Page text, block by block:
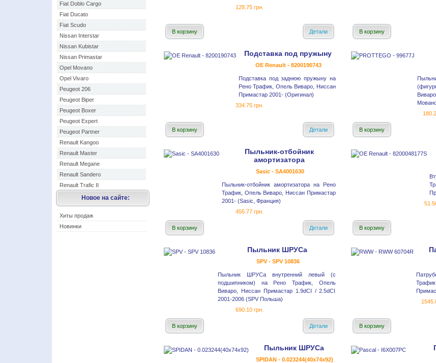
Fiat Doblo Cargo
Fiat Ducato
Fiat Scudo
Nissan Interstar
Nissan Kubistar
Nissan Primastar
Opel Movano
Opel Vivaro
Peugeot 206
Peugeot Biper
Peugeot Boxer
Peugeot Expert
Peugeot Partner
Renault Kangoo
Renault Master
Renault Megane
Renault Sandero
Renault Trafic II
Новое на сайте:
Хиты продаж
Новинки
128.75 грн.
В корзину Детали В корзину
Подставка под пружыну
OE Renault - 8200190743
Подставка под заднюю пружыну на
Рено Трафик, Опель Виваро, Ниссан
Примастар 2001- (Оригинал)
334.75 грн.
В корзину Детали В корзину
Пыльник-отбойник
амортизатора
Sasic - SA4001630
Пыльник-отбойник амортизатора на Рено
Трафик, Опель Виваро, Ниссан Примастар
2001- (Sasic, Франция)
455.77 грн.
В корзину Детали В корзину
Пыльник ШРУСа
SPV - SPV 10836
Пыльник ШРУСа внутренний левый (с
подшипником) на Рено Трафик, Опель
Виваро, Ниссан Примастар 1.9dCI / 2.5dCI
2001-2006 (SPV Польша)
690.10 грн.
В корзину Детали В корзину
Пыльник ШРУСа
SPIDAN - 0.023244(40x74x92)